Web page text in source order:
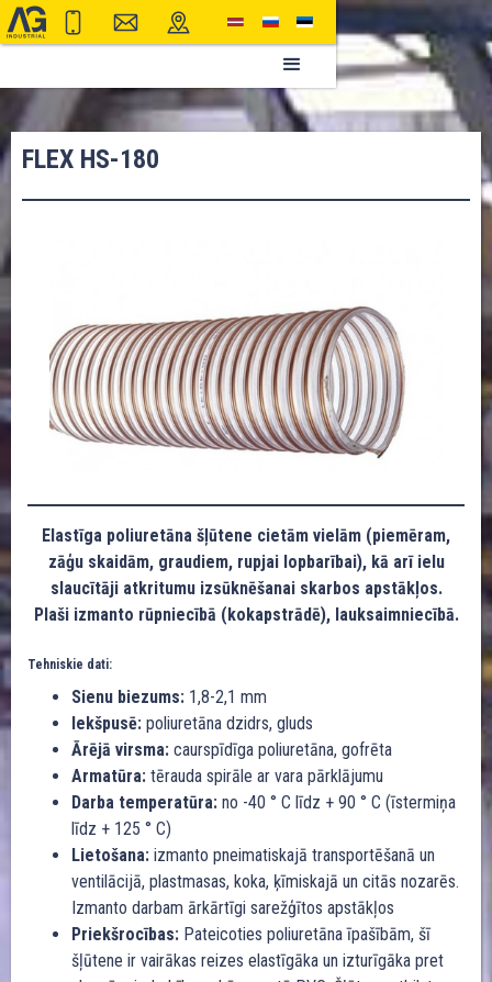
FLEX HS-180
Elastīga poliuretāna šļūtene cietām vielām (piemēram,
zāģu skaidām, graudiem, rupjai lopbarībai), kā arī ielu
slaucītāji atkritumu izsūknēšanai skarbos apstākļos.
Plaši izmanto rūpniecībā (kokapstrādē), lauksaimniecībā.
Tehniskie dati:
Sienu biezums: 1,8-2,1 mm
Iekšpusē: poliuretāna dzidrs, gluds
Ārējā virsma: caurspīdīga poliuretāna, gofrēta
Armatūra: tērauda spirāle ar vara pārklājumu
Darba temperatūra: no -40 ° C līdz + 90 ° C (īstermiņa
līdz + 125 ° C)
Lietošana: izmanto pneimatiskajā transportēšanā un
ventilācijā, plastmasas, koka, ķīmiskajā un citās nozarēs.
Izmanto darbam ārkārtīgi sarežģītos apstākļos
Priekšrocības: Pateicoties poliuretāna īpašībām, šī
šļūtene ir vairākas reizes elastīgāka un izturīgāka pret